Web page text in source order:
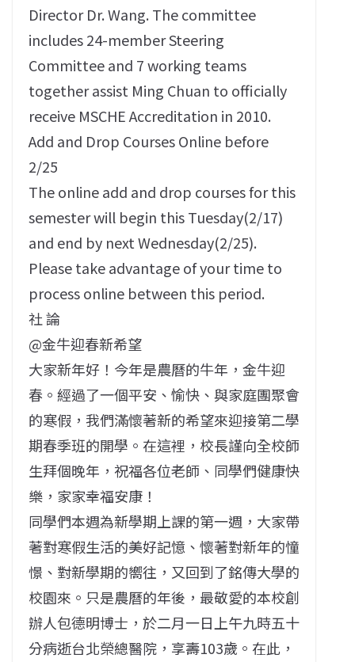
Director Dr. Wang. The committee
includes 24-member Steering
Committee and 7 working teams
together assist Ming Chuan to officially
receive MSCHE Accreditation in 2010.
Add and Drop Courses Online before
2/25
The online add and drop courses for this
semester will begin this Tuesday(2/17)
and end by next Wednesday(2/25).
Please take advantage of your time to
process online between this period.
社 論
@金牛迎春新希望
大家新年好！今年是農曆的牛年，金牛迎
春。經過了一個平安、愉快、與家庭團聚會
的寒假，我們滿懷著新的希望來迎接第二學
期春季班的開學。在這裡，校長謹向全校師
生拜個晚年，祝福各位老師、同學們健康快
樂，家家幸福安康！
同學們本週為新學期上課的第一週，大家帶
著對寒假生活的美好記憶、懷著對新年的憧
憬、對新學期的嚮往，又回到了銘傳大學的
校園來。只是農曆的年後，最敬愛的本校創
辦人包德明博士，於二月一日上午九時五十
分病逝台北榮總醫院，享壽103歲。在此，